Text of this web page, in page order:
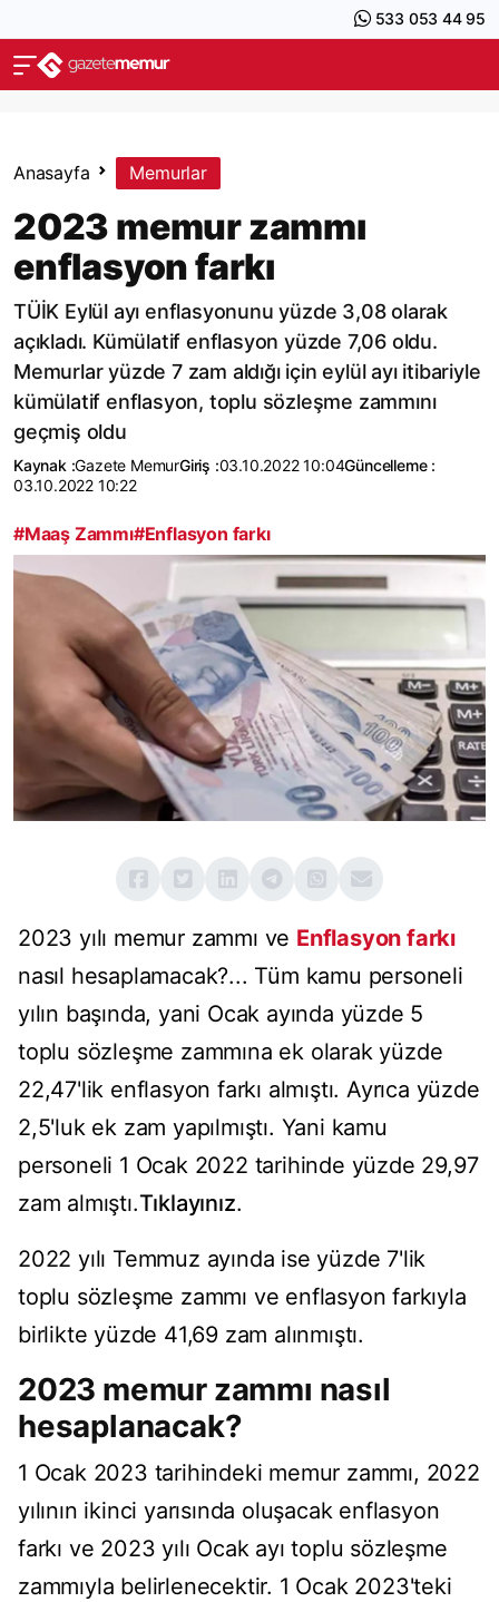
533 053 44 95
Anasayfa Memurlar
2023 memur zammı
enflasyon farkı
TÜİK Eylül ayı enflasyonunu yüzde 3,08 olarak
açıkladı. Kümülatif enflasyon yüzde 7,06 oldu.
Memurlar yüzde 7 zam aldığı için eylül ayı itibariyle
kümülatif enflasyon, toplu sözleşme zammını
geçmiş oldu
Kaynak :Gazete MemurGiriş :03.10.2022 10:04Güncelleme :
03.10.2022 10:22
#Maaş Zammı#Enflasyon farkı
2023 yılı memur zammı ve Enflasyon farkı
nasıl hesaplamacak?... Tüm kamu personeli
yılın başında, yani Ocak ayında yüzde 5
toplu sözleşme zammına ek olarak yüzde
22,47'lik enflasyon farkı almıştı. Ayrıca yüzde
2,5'luk ek zam yapılmıştı. Yani kamu
personeli 1 Ocak 2022 tarihinde yüzde 29,97
zam almıştı.Tıklayınız.
2022 yılı Temmuz ayında ise yüzde 7'lik
toplu sözleşme zammı ve enflasyon farkıyla
birlikte yüzde 41,69 zam alınmıştı.
2023 memur zammı nasıl
hesaplanacak?
1 Ocak 2023 tarihindeki memur zammı, 2022
yılının ikinci yarısında oluşacak enflasyon
farkı ve 2023 yılı Ocak ayı toplu sözleşme
zammıyla belirlenecektir. 1 Ocak 2023'teki